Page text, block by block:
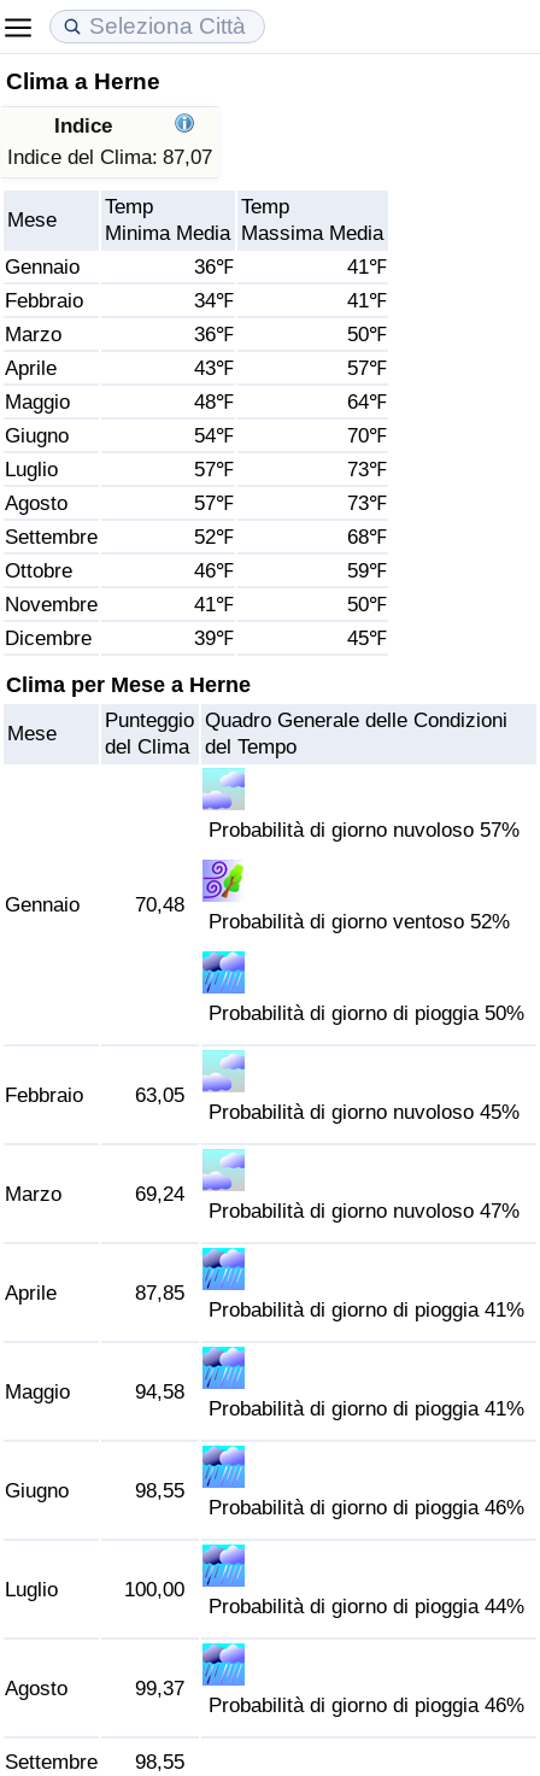
Clima a Herne
Indice
Indice del Clima: 87,07
Mese
Temp
Minima Media
Temp
Massima Media
Gennaio
36℉
41℉
Febbraio
34℉
41℉
Marzo
36℉
50℉
Aprile
43℉
57℉
Maggio
48℉
64℉
Giugno
54℉
70℉
Luglio
57℉
73℉
Agosto
57℉
73℉
Settembre
52℉
68℉
Ottobre
46℉
59℉
Novembre
41℉
50℉
Dicembre
39℉ 45℉
Clima per Mese a Herne
Mese
Punteggio
del Clima
Quadro Generale delle Condizioni
del Tempo
Gennaio 70,48
Probabilità di giorno nuvoloso 57%
Probabilità di giorno ventoso 52%
Probabilità di giorno di pioggia 50%
Febbraio 63,05
Probabilità di giorno nuvoloso 45%
Marzo 69,24
Probabilità di giorno nuvoloso 47%
Aprile 87,85
Probabilità di giorno di pioggia 41%
Maggio 94,58
Probabilità di giorno di pioggia 41%
Giugno 98,55
Probabilità di giorno di pioggia 46%
Luglio 100,00
Probabilità di giorno di pioggia 44%
Agosto 99,37
Probabilità di giorno di pioggia 46%
Settembre 98,55
Costo della vita
Indice Del Costo Della Vita (corrente)
Indice Del Costo Della Vita
Indice del Costo della Vita per Nazione
ad Aqaba
Prezzi degli immobili
Indice del Prezzo delle Case (Corrente)
Indice del Prezzo delle Case
Indice del Prezzo delle Case per Nazione
Qualità della Vita
Indice della Qualità della Vita
Indice della Qualità della Vita (Corrente)
Indice della qualità della vita per Paese
Criminalità
Indice del Tasso di Criminalità (Corrente)
Indice della Criminalità
Indice di criminalità per paese
Assistenza Sanitaria
Indice dell’Assistenza Sanitaria (Corrente)
Indice dell’Assistenza Sanitaria per
Indice dell’Inquinamento (Corrente)
Indice di inquinamento
Traffico
Indice del traffico per Nazione